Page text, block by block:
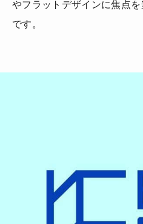
やフラットデザインに焦点
です。